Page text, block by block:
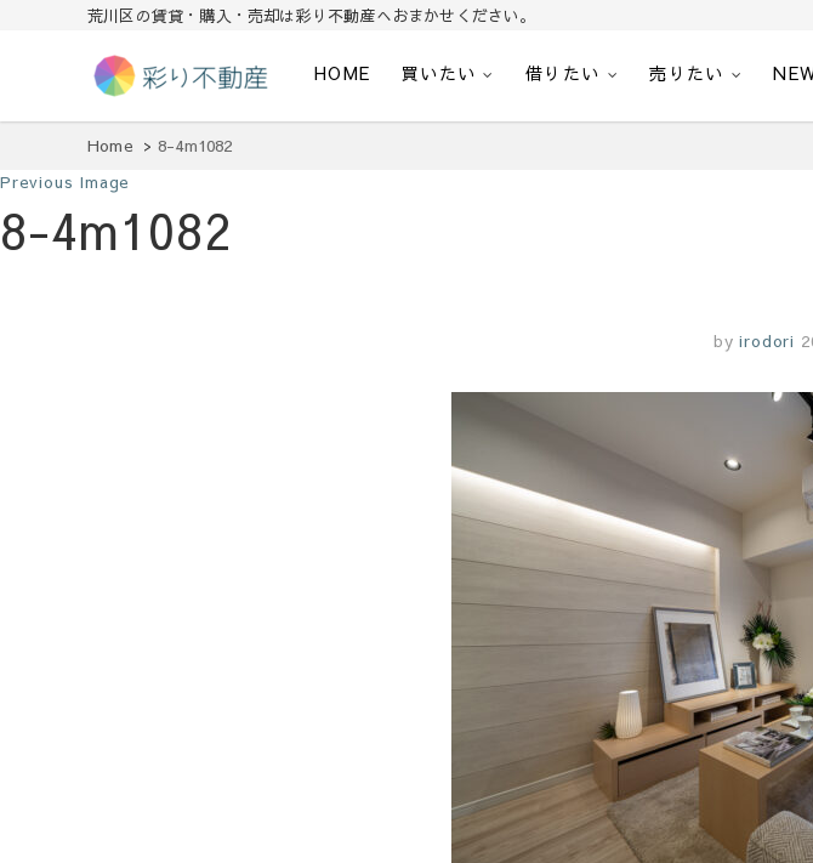
荒川区の賃貸・購入・売却は彩り不動産へおまかせください。
彩り不動産
HOME 買いたい 借りたい 売りたい
Home 8-4m1082
Previous Image
8-4m1082
by irodori